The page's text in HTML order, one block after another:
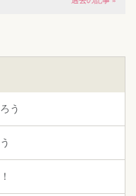
う